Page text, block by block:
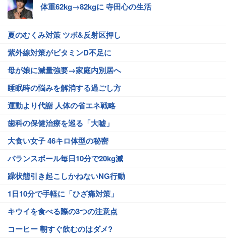
体重62kg→82kgに 寺田心の生活
夏のむくみ対策 ツボ&反射区押し
紫外線対策がビタミンD不足に
母が娘に減量強要→家庭内別居へ
睡眠時の悩みを解消する過ごし方
運動より代謝 人体の省エネ戦略
歯科の保健治療を巡る「大嘘」
大食い女子 46キロ体型の秘密
バランスボール毎日10分で20kg減
躁状態引き起こしかねないNG行動
1日10分で手軽に「ひざ痛対策」
キウイを食べる際の3つの注意点
コーヒー 朝すぐ飲むのはダメ?